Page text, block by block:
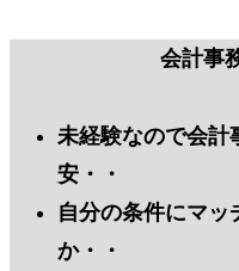
会計事
未経験なので会計
安・・
自分の条件にマッ
か・・